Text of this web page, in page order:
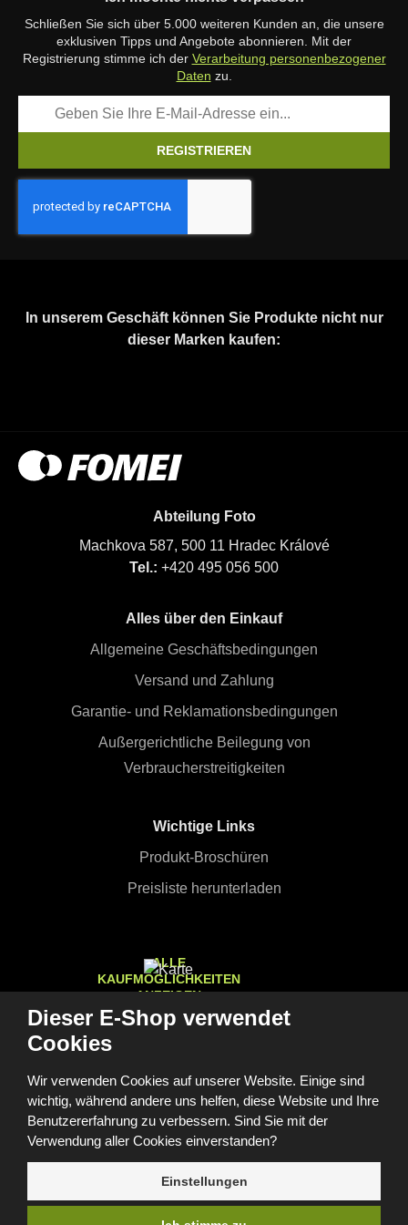
Dieser E-Shop verwendet
Cookies
Wir verwenden Cookies auf unserer Website. Einige sind
wichtig, während andere uns helfen, diese Website und Ihre
Benutzererfahrung zu verbessern. Sind Sie mit der
Verwendung aller Cookies einverstanden?
Einstellungen
Schließen Sie sich über 5.000 weiteren Kunden an, die unsere
exklusiven Tipps und Angebote abonnieren. Mit der
Registrierung stimme ich der Verarbeitung personenbezogener
Daten zu.
REGISTRIEREN
In unserem Geschäft können Sie Produkte nicht nur
dieser Marken kaufen:
Abteilung Foto
Machkova 587, 500 11 Hradec Králové
Tel.: +420 495 056 500
Alles über den Einkauf
Allgemeine Geschäftsbedingungen
Versand und Zahlung
Garantie- und Reklamationsbedingungen
Außergerichtliche Beilegung von
Verbraucherstreitigkeiten
Wichtige Links
Produkt-Broschüren
Preisliste herunterladen
ALLE
KAUFMÖGLICHKEITEN
ANZEIGEN
© 2026, FOMEI s.r.o.
BarrierefreiheitserklärungSitemapGDPRCookies
Cookie-Einstellungen
Diese Website ist durch reCAPTCHA geschützt und es gelten
Datenschutzbestimmungen
e